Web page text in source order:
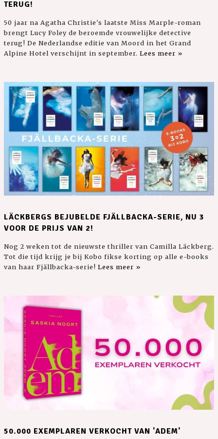
TERUG!
50 jaar na Agatha Christie's laatste Miss Marple-roman
brengt Lucy Foley de beroemde vrouwelijke detective
terug! De Nederlandse editie van Moord in het Grand
Alpine Hotel verschijnt in september. Lees meer »
LÄCKBERGS BEJUBELDE FJÄLLBACKA-SERIE, NU 3
VOOR DE PRIJS VAN 2!
Nog 2 weken tot de nieuwste thriller van Camilla Läckberg.
Tot die tijd krijg je bij Kobo fikse korting op alle e-books
van haar Fjällbacka-serie! Lees meer »
50.000 EXEMPLAREN VERKOCHT VAN 'ADEM'